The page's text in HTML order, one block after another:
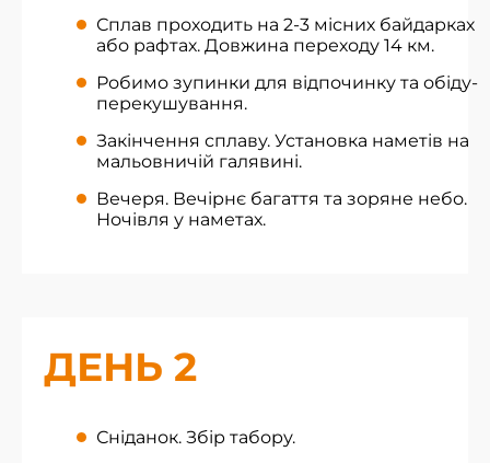
Сплав проходить на 2-3 місних байдарках
або рафтах. Довжина переходу 14 км.
Робимо зупинки для відпочинку та обіду-
перекушування.
Закінчення сплаву. Установка наметів на
мальовничій галявині.
Вечеря. Вечірнє багаття та зоряне небо.
Ночівля у наметах.
ДЕНЬ 2
Сніданок. Збір табору.